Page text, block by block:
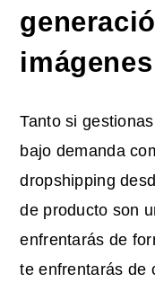
Tanto si
bajo demanda
dropshipping
de producto son
enfrentarás de
te enfrentarás de